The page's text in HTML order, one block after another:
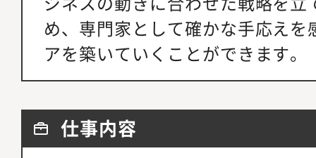
め、専門家として確かな手応え
アを築いていくことができます。
仕事内容